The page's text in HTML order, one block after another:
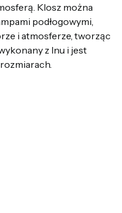
Klosz można
podłogowymi,
i atmosferze, tworząc
z lnu i jest